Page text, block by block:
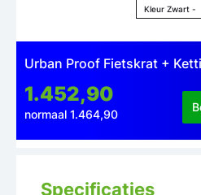
Urban Proof Fietskrat +
1.452,90
normaal 1.464,90
Specificaties